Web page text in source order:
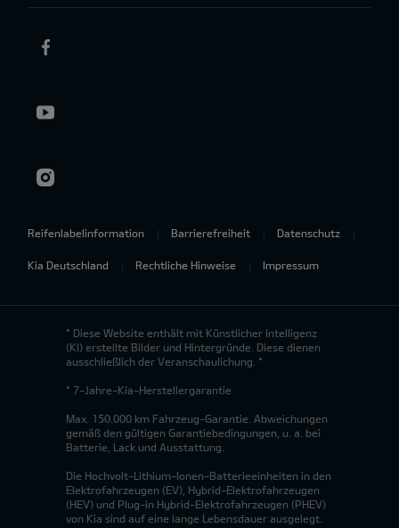
Reifenlabelinformation Barrierefreiheit Datenschutz
Kia Deutschland Rechtliche Hinweise Impressum
* Diese Website enthält mit Künstlicher Intelligenz
(KI) erstellte Bilder und Hintergründe. Diese dienen
ausschließlich der Veranschaulichung. *
* 7-Jahre-Kia-Herstellergarantie
Max. 150.000 km Fahrzeug-Garantie. Abweichungen
gemäß den gültigen Garantiebedingungen, u. a. bei
Batterie, Lack und Ausstattung.
Die Hochvolt-Lithium-Ionen-Batterieeinheiten in den
Elektrofahrzeugen (EV), Hybrid-Elektrofahrzeugen
(HEV) und Plug-in Hybrid-Elektrofahrzeugen (PHEV)
von Kia sind auf eine lange Lebensdauer ausgelegt.